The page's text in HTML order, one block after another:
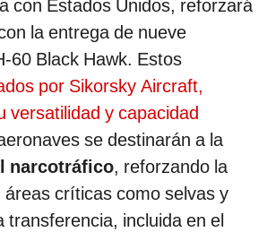
con Estados Unidos, reforzará
la entrega de nueve
60 Black Hawk. Estos
por Sikorsky Aircraft,
versatilidad y capacidad
se destinarán a la
narcotráfico, reforzando la
críticas como selvas y
transferencia, incluida en el